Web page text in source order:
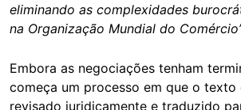
eliminando as complexidades
na Organização Mundial do
Embora as negociações tenham
começa um processo em que o texto
revisado juridicamente e traduzido